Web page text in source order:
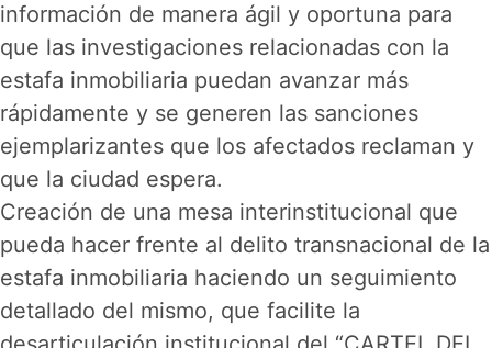
información de manera ágil y oportuna para
que las investigaciones relacionadas con la
estafa inmobiliaria puedan avanzar más
rápidamente y se generen las sanciones
ejemplarizantes que los afectados reclaman y
que la ciudad espera.
Creación de una mesa interinstitucional que
pueda hacer frente al delito transnacional de la
estafa inmobiliaria haciendo un seguimiento
detallado del mismo, que facilite la